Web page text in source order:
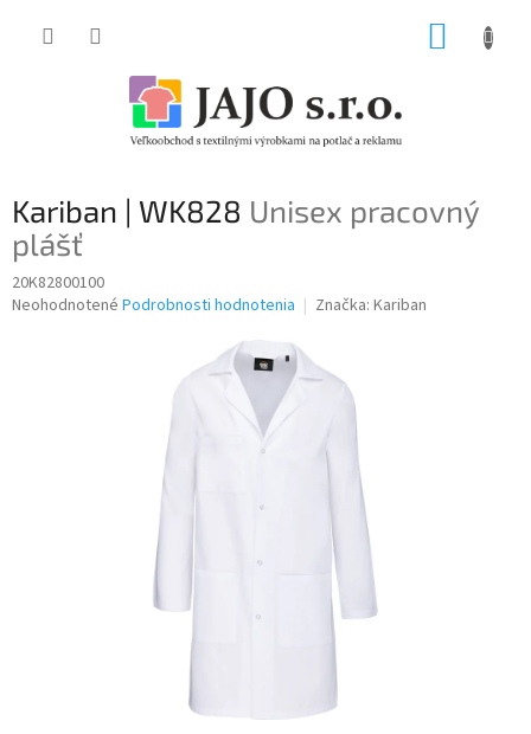
Kariban | WK828 Unisex pracovný
plášť
20K82800100
Priemerné
Neohodnotené Podrobnosti hodnotenia Značka: Kariban